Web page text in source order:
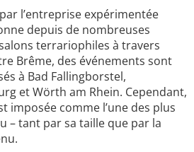
l’entreprise expérimentée
depuis de nombreuses
terrariophiles à travers
Brême, des événements sont
à Bad Fallingborstel,
et Wörth am Rhein. Cependant,
imposée comme l’une des plus
– tant par sa taille que par la